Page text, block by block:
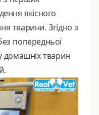
якісного
тварини. Згідно з
попередньої
домашніх тварин